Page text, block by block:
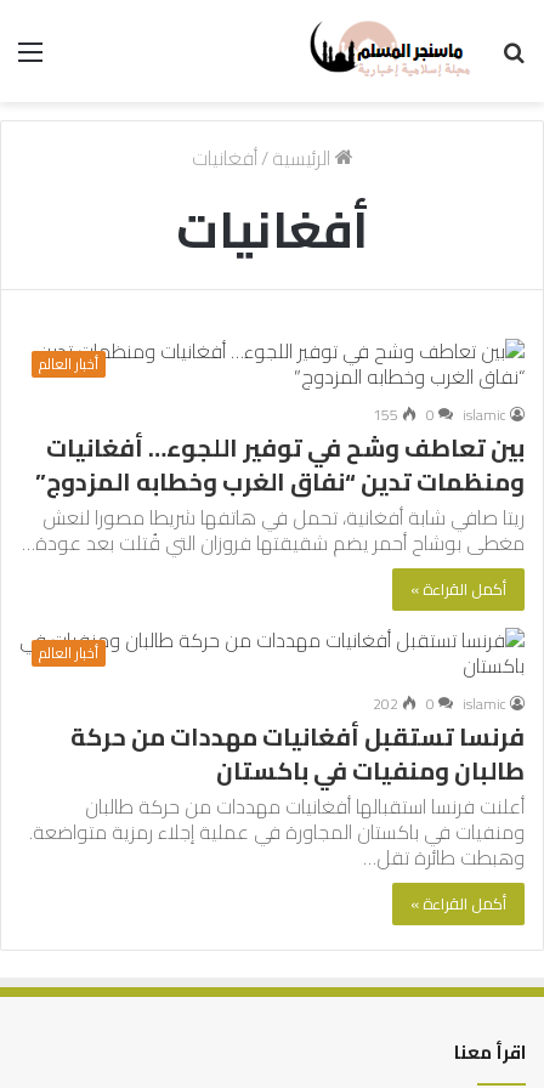
الرئيسية/أفغانيات
أفغانيات
أخبار العالم
islamic
0
155
بين تعاطف وشح في توفير اللجوء… أفغانيات
ومنظمات تدين “نفاق الغرب وخطابه المزدوج”
ريتا صافي شابة أفغانية، تحمل في هاتفها شريطا مصورا لنعش
مغطى بوشاح أحمر يضم شقيقتها فروزان التي قُتلت بعد عودة…
أكمل القراءة »
أخبار العالم
islamic
0
202
فرنسا تستقبل أفغانيات مهددات من حركة
طالبان ومنفيات في باكستان
أعلنت فرنسا استقبالها أفغانيات مهددات من حركة طالبان
ومنفيات في باكستان المجاورة في عملية إجلاء رمزية متواضعة.
وهبطت طائرة تقل…
أكمل القراءة »
اقرأ معنا